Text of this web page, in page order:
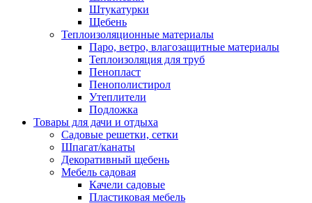
Штукатурки
Щебень
Теплоизоляционные материалы
Паро, ветро, влагозащитные материалы
Теплоизоляция для труб
Пенопласт
Пенополистирол
Утеплители
Подложка
Товары для дачи и отдыха
Садовые решетки, сетки
Шпагат/канаты
Декоративный щебень
Мебель садовая
Качели садовые
Пластиковая мебель